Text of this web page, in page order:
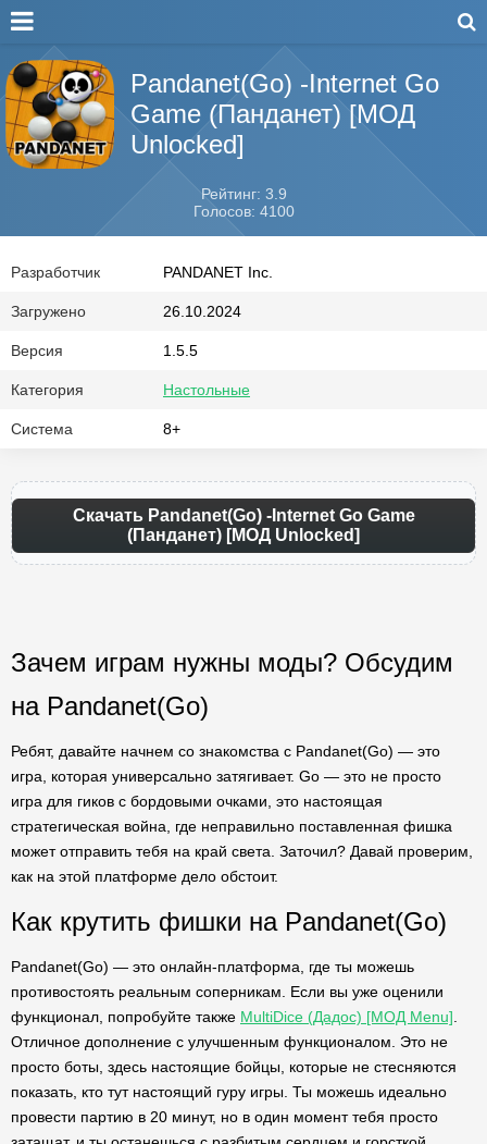
Pandanet(Go) -Internet Go
Game (Панданет) [МОД
Unlocked]
Рейтинг: 3.9
Голосов: 4100
Разработчик PANDANET Inc.
Загружено 26.10.2024
Версия 1.5.5
Категория Настольные
Система 8+
Скачать Pandanet(Go) -Internet Go Game
(Панданет) [МОД Unlocked]
Зачем играм нужны моды? Обсудим
на Pandanet(Go)
Ребят, давайте начнем со знакомства с Pandanet(Go) — это
игра, которая универсально затягивает. Go — это не просто
игра для гиков с бордовыми очками, это настоящая
стратегическая война, где неправильно поставленная фишка
может отправить тебя на край света. Заточил? Давай проверим,
как на этой платформе дело обстоит.
Как крутить фишки на Pandanet(Go)
Pandanet(Go) — это онлайн-платформа, где ты можешь
противостоять реальным соперникам. Если вы уже оценили
функционал, попробуйте также MultiDice (Дадос) [МОД Menu]
Отличное дополнение с улучшенным функционалом. Это не
просто боты, здесь настоящие бойцы, которые не стесняются
показать, кто тут настоящий гуру игры. Ты можешь идеально
провести партию в 20 минут, но в один момент тебя просто